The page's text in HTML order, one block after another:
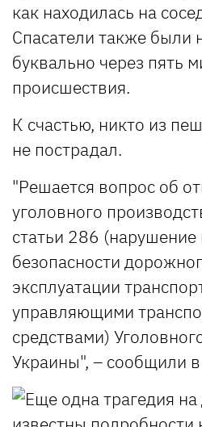
как находилась на
Спасатели также были
буквально через пять
происшествия.
К счастью, никто из
не пострадал.
"Решается вопрос об
уголовного
статьи 286 (нарушение
безопасности
эксплуатации
управляющими
средствами)
Украины", – сообщили